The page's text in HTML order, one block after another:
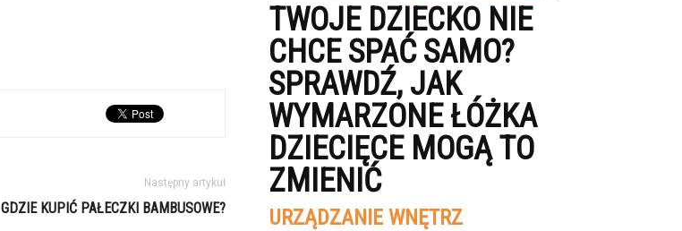
Następny artykuł
GDZIE KUPIĆ PAŁECZKI BAMBUSOWE?
TWOJE DZIECKO NIE
CHCE SPAĆ SAMO?
SPRAWDŹ, JAK
WYMARZONE ŁÓŻKA
DZIECIĘCE MOGĄ TO
ZMIENIĆ
URZĄDZANIE WNĘTRZ